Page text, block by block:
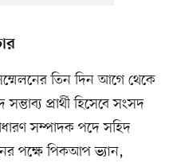
তিন দিন আগে থেকে
প্রার্থী হিসেবে সংসদ
সম্পাদক পদে সহিদ
পক্ষে পিকআপ ভ্যান,